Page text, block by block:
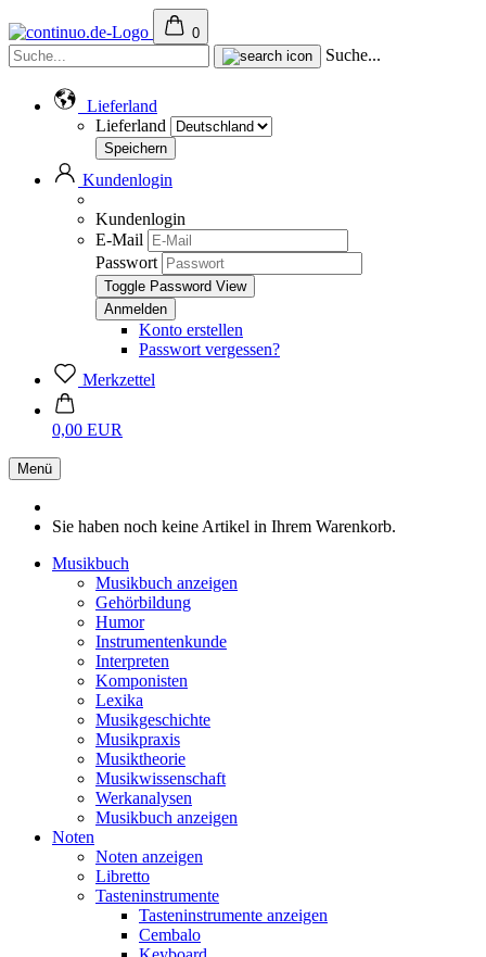
0
Suche...
Lieferland
Lieferland
Kundenlogin
Kundenlogin
E-Mail
Passwort
Toggle Password View
Konto erstellen
Passwort vergessen?
Merkzettel
0,00 EUR
Menü
Sie haben noch keine Artikel in Ihrem Warenkorb.
Musikbuch
Musikbuch anzeigen
Gehörbildung
Humor
Instrumentenkunde
Interpreten
Komponisten
Lexika
Musikgeschichte
Musikpraxis
Musiktheorie
Musikwissenschaft
Werkanalysen
Musikbuch anzeigen
Noten
Noten anzeigen
Libretto
Tasteninstrumente
Tasteninstrumente anzeigen
Cembalo